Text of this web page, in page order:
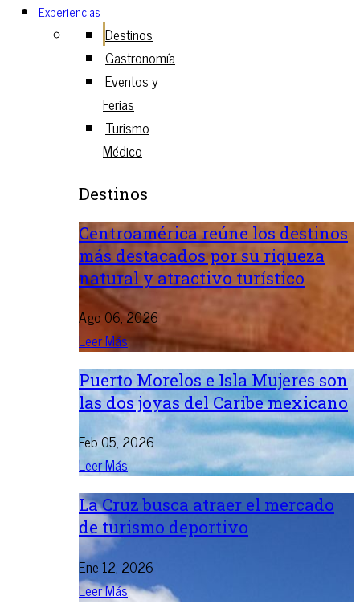
Experiencias
Destinos
Gastronomía
Eventos y
Ferias
Turismo
Médico
Destinos
Centroamérica reúne los destinos
más destacados por su riqueza
natural y atractivo turístico
Ago 06, 2026
Leer Más
Puerto Morelos e Isla Mujeres son
las dos joyas del Caribe mexicano
Feb 05, 2026
Leer Más
La Cruz busca atraer el mercado
de turismo deportivo
Ene 12, 2026
Leer Más